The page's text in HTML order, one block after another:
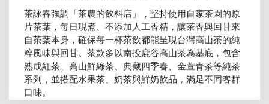
茶詠春強調「茶農的飲料店」，堅持使用自家茶園的原
片茶葉，每日現煮、不添加人工香精，讓茶香與回甘來
自茶葉本身，確保每一杯茶飲都能呈現台灣高山茶的純
粹風味與回甘。茶款多以南投鹿谷高山茶為基底，包含
熟成紅茶、高山鮮綠茶、典藏四季春、金萱青茶等純茶
系列，並搭配水果茶、奶茶與鮮奶飲品，滿足不同客群
口味。